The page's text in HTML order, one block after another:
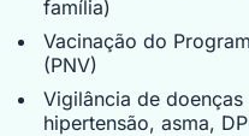
família)
Vacinação do
(PNV)
Vigilância de
hipertensão, asma,